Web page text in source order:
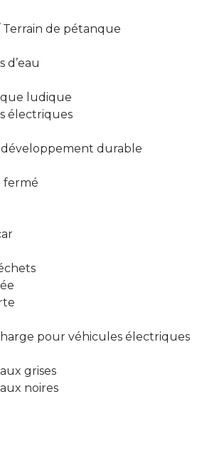
de pétanque
d’eau
ludique
électriques
durable
fermé
pour véhicules électriques
grises
noires